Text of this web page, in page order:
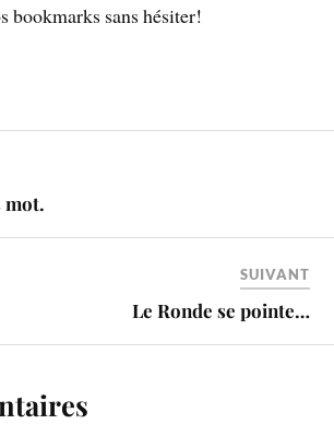
bookmarks sans hésiter!
mot.
SUIVANT
Le Ronde se pointe…